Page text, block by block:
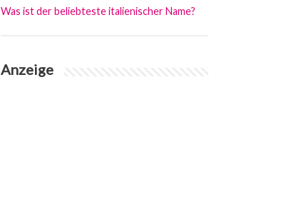
Was ist der beliebteste italienischer Name?
Anzeige